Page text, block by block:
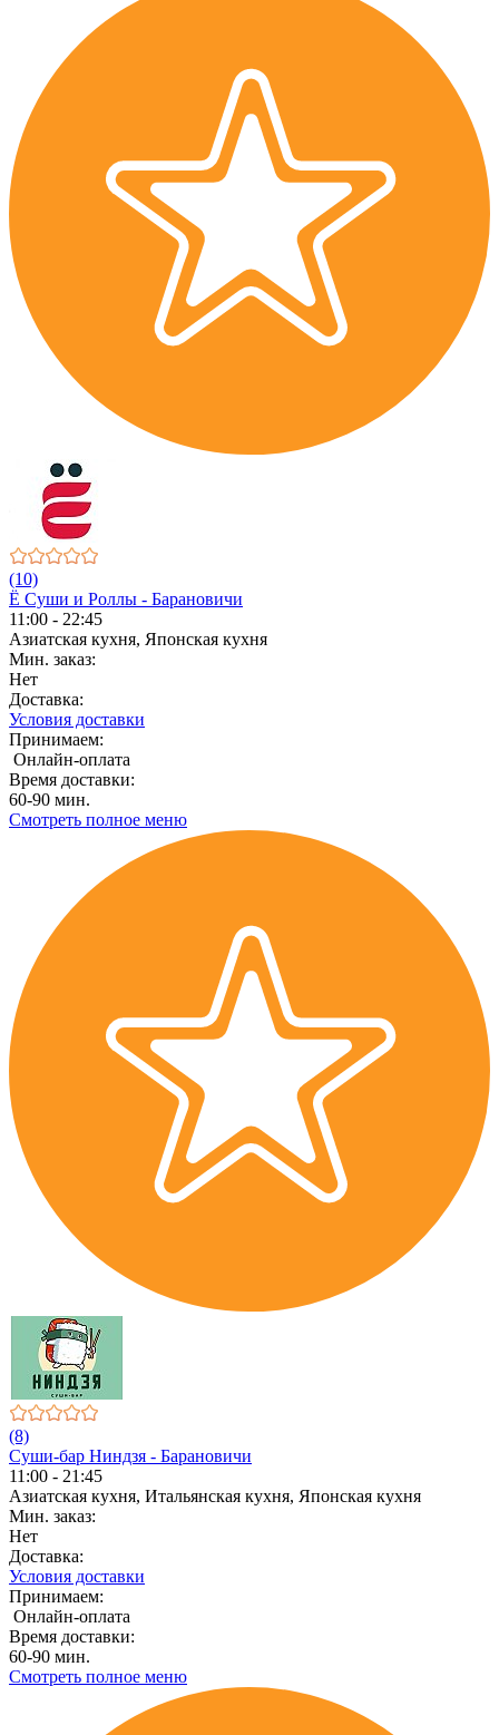
(10)
Ё Суши и Роллы - Барановичи
11:00 - 22:45
Азиатская кухня, Японская кухня
Мин. заказ:
Нет
Доставка:
Условия доставки
Принимаем:
Онлайн-оплата
Время доставки:
60-90 мин.
Смотреть полное меню
(8)
Суши-бар Ниндзя - Барановичи
11:00 - 21:45
Азиатская кухня, Итальянская кухня, Японская кухня
Мин. заказ:
Нет
Доставка:
Условия доставки
Принимаем:
Онлайн-оплата
Время доставки:
60-90 мин.
Смотреть полное меню